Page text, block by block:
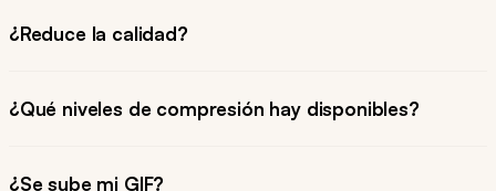
¿Reduce la calidad?
¿Qué niveles de compresión hay disponibles?
¿Se sube mi GIF?